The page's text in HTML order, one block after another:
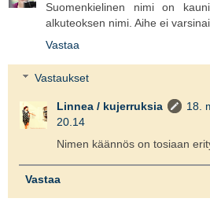
Suomenkielinen nimi on
alkuteoksen nimi. Aihe ei
Vastaa
Vastaukset
Linnea / kujerruksia
18.
20.14
Nimen käännös on tosiaan
Vastaa